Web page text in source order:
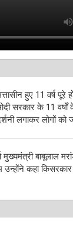
हुए 11 वर्ष पूरे
सरकार के 11
लगाकर लोगों को
बाबूलाल
कहा किसरकार